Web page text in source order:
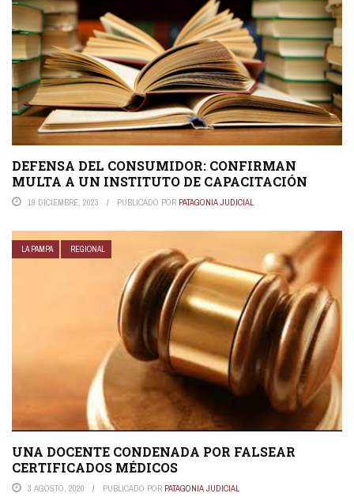
DEFENSA DEL CONSUMIDOR: CONFIRMAN
MULTA A UN INSTITUTO DE CAPACITACIÓN
19 DICIEMBRE, 2023 PUBLICADO POR PATAGONIA JUDICIAL
LA PAMPA REGIONAL
UNA DOCENTE CONDENADA POR FALSEAR
CERTIFICADOS MÉDICOS
3 AGOSTO, 2020 PUBLICADO POR PATAGONIA JUDICIAL